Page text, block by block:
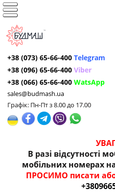
+38 (073) 65-66-400 Telegram
+38 (096) 65-66-400 Viber
+38 (066) 65-66-400 WatsApp
sales@budmash.ua
Графік: Пн-Пт з 8.00 до 17.00
В разі відсутності
мобільних номерах
ПРОСИМО писати